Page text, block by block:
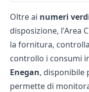
Oltre ai numeri
disposizione, l'Area
la fornitura,
controllo i consumi
Enegan, disponibile
permette di